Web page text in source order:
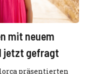
mit neuem
jetzt gefragt
präsentierten